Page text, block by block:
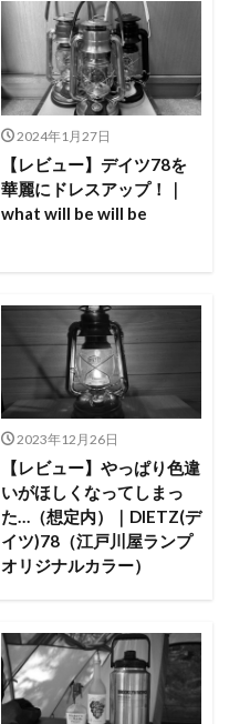
2024年1月27日
【レビュー】デイツ78を
華麗にドレスアップ！｜
what will be will be
2023年12月26日
【レビュー】やっぱり色違
いがほしくなってしまっ
た…（想定内）｜DIETZ(デ
イツ)78（江戸川屋ランプ
オリジナルカラー）